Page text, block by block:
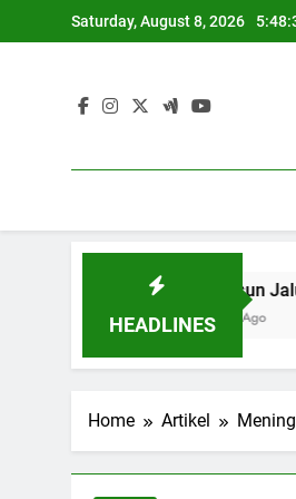
to
Saturday, August 8, 2026
HEADLINES
3 Months Ago
Home Artikel